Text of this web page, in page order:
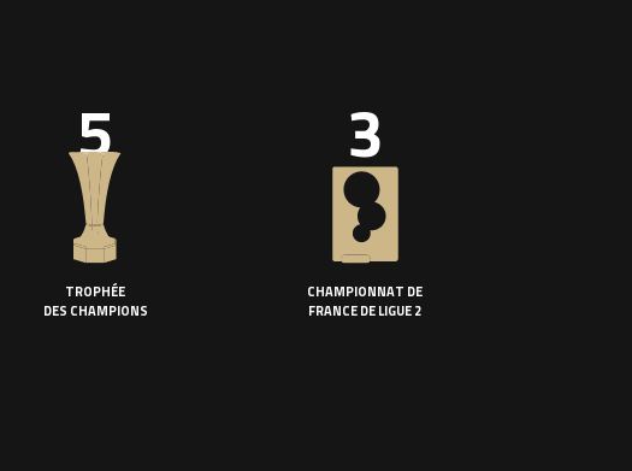
5
TROPHÉE
DES CHAMPIONS
3
CHAMPIONNAT DE
FRANCE DE LIGUE 2